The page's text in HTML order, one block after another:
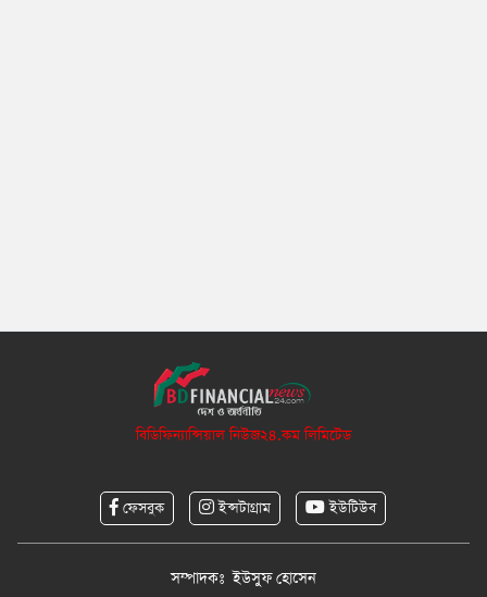
বিডিফিন্যান্সিয়াল নিউজ২৪.কম লিমিটেড
ফেসবুক ইন্সটাগ্রাম ইউটিউব
সম্পাদকঃ ইউসুফ হোসেন